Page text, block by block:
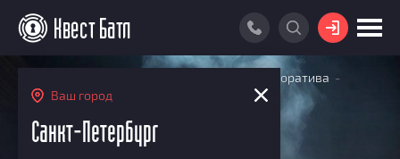
Ваш город
Санкт-Петербург
ВОЙТИ
РЕЙТИНГ КВЕСТОВ
Квесты для корпоратива
Одержимый